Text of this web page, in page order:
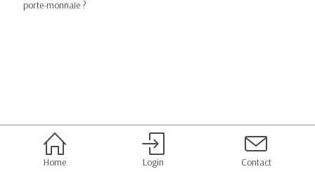
porte-monnaie ?
Home Login Contact